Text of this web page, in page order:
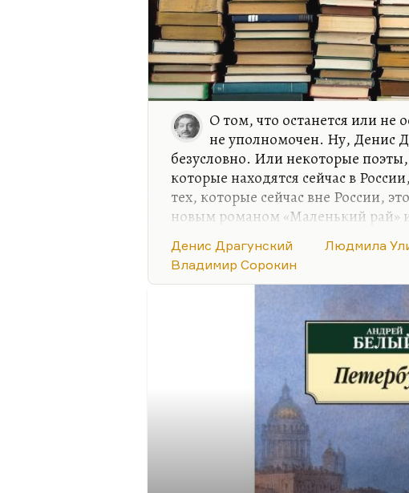
О том, что останется или не
не уполномочен. Ну, Денис
безусловно. Или некоторые
которые находятся сейчас в
тех, которые сейчас вне России,
новым романом «Маленький
– она себе место обеспечила,
не о чем, спорить не о чем.
Я думаю, что хорошие шансы есть
кому сегодня, условно говоря, лет
Если вопрос был о тех
кто подсуетился и…
Денис Драгунский
Людмила
Владимир Сорокин